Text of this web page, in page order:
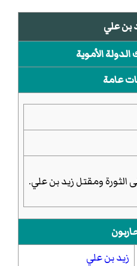
بن علي
الأموية
عامة
الثورة ومقتل زيد بن علي.
زيد بن علي